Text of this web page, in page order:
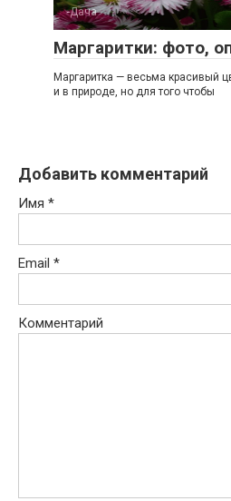
-Дача
Маргаритки: фото,
Маргаритка — весьма красивый
и в природе, но для того чтобы
Добавить комментарий
Имя *
Email *
Комментарий